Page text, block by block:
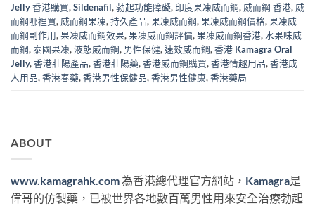
Jelly 香港購買,Sildenafil,勃起功能障礙, 印度果凍威而鋼, 威而鋼 香港, 威
而鋼哪裡買, 威而鋼果凍,持久產品,果凍威而鋼,果凍威而鋼價格,果凍威
而鋼副作用,果凍威而鋼效果,果凍威而鋼評價,果凍威而鋼香港, 水果味威
而鋼,泰國果凍,液態威而鋼, 男性保健,速效威而鋼,香港 Kamagra Oral
Jelly,香港壯陽產品,香港壯陽藥,香港威而鋼購買,香港情趣用品,香港成
人用品,香港春藥,香港男性保健品,香港男性健康,香港藥局
ABOUT
www.kamagrahk.com為香港總代理官方網站， Kamagra是
偉哥的仿製藥，已被世界各地數百萬男性用來安全治療勃起